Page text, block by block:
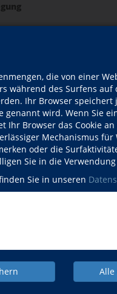
die von einer
während des Surfens auf
Ihr Browser
genannt wird. Wenn Sie
Ihr Browser das Cookie
Mechanismus für
oder die
Sie in die Verwendung
Sie in unseren
Alle
Cookies
und Kamerafotografie
basteln